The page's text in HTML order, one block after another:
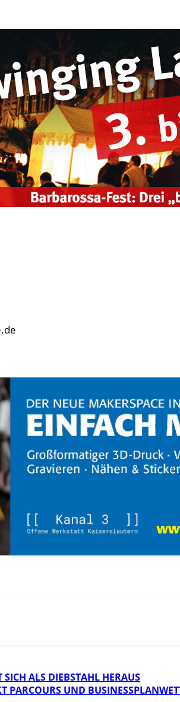
SICH ALS DIEBSTAHL HERAUS
PARCOURS UND